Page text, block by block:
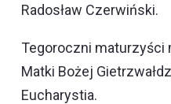
Radosław Czerwiński.
Tegoroczni maturzyści
Matki Bożej
Eucharystia.